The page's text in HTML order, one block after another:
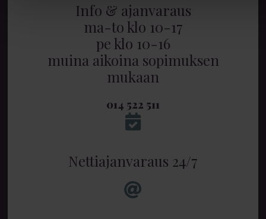
Info & ajanvaraus
ma-to klo 10-17
pe klo 10-16
muina aikoina sopimuksen
mukaan
014 522 511
Nettiajanvaraus 24/7